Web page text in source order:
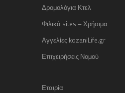
Δρομολόγια Κτελ
Φιλικά sites – Χρήσιμα
Αγγελίες kozaniLife.gr
Επιχειρήσεις Νομού
Εταιρία